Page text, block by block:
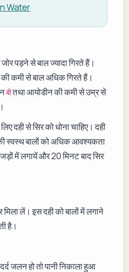
Water
पड़ने से बाल ज्यादा गिरते हैं।
की कमी से बाल अधिक गिरते हैं।
बीतथा आयोडीन की कमी से उम्र से
दही से सिर को धोना चाहिए। दही
स्वस्थ बालों को अधिक आवश्यकता
जड़ों में लगायें और 20 मिनट बाद सिर
लें। इस दही को बालों में लगाने
है।
जलन हो तो पानी निकाला हुआ